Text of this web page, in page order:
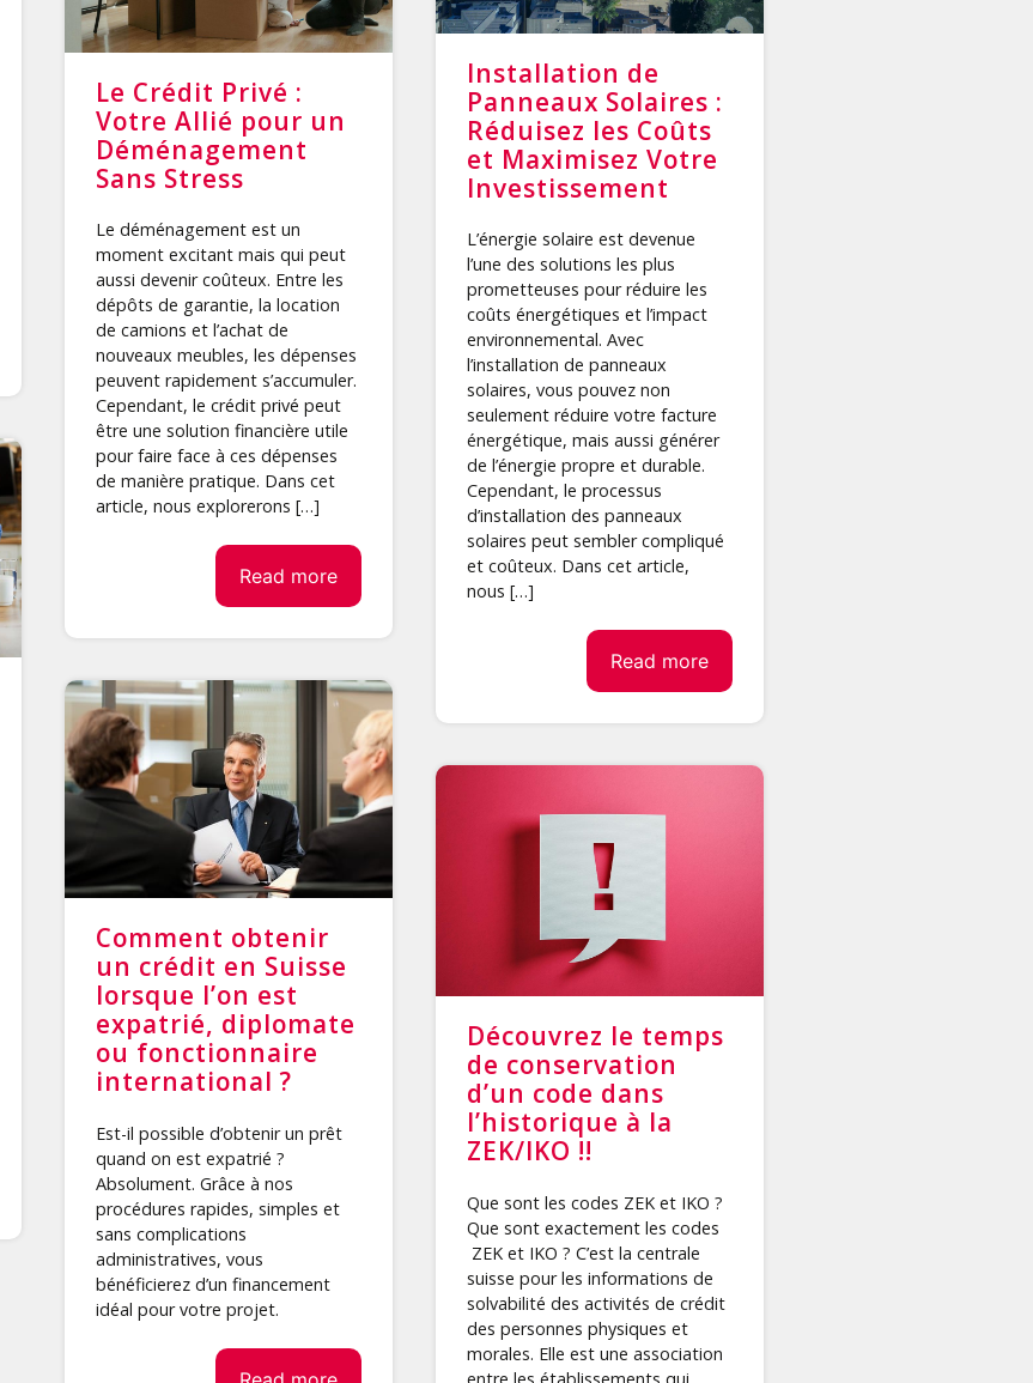
Installation de
Panneaux Solaires :
Réduisez les Coûts
et Maximisez Votre
Investissement
L’énergie solaire est devenue
l’une des solutions les plus
prometteuses pour réduire les
coûts énergétiques et l’impact
environnemental. Avec
l’installation de panneaux
solaires, vous pouvez non
seulement réduire votre facture
énergétique, mais aussi générer
de l’énergie propre et durable.
Cependant, le processus
d’installation des panneaux
solaires peut sembler compliqué
et coûteux. Dans cet article,
nous […]
Read more
Le Crédit Privé :
Votre Allié pour un
Déménagement
Sans Stress
Le déménagement est un
moment excitant mais qui peut
aussi devenir coûteux. Entre les
dépôts de garantie, la location
de camions et l’achat de
nouveaux meubles, les dépenses
peuvent rapidement s’accumuler.
Cependant, le crédit privé peut
être une solution financière utile
pour faire face à ces dépenses
de manière pratique. Dans cet
article, nous explorerons […]
Read more
Comment obtenir
un crédit en Suisse
lorsque l’on est
expatrié, diplomate
ou fonctionnaire
international ?
Est-il possible d’obtenir un prêt
quand on est expatrié ?
Absolument. Grâce à nos
procédures rapides, simples et
sans complications
administratives, vous
bénéficierez d’un financement
idéal pour votre projet.
Découvrez le temps
de conservation
d’un code dans
l’historique à la
ZEK/IKO !!
Que sont les codes ZEK et IKO ?
Que sont exactement les codes
ZEK et IKO ? C’est la centrale
suisse pour les informations de
solvabilité des activités de crédit
des personnes physiques et
morales. Elle est une association